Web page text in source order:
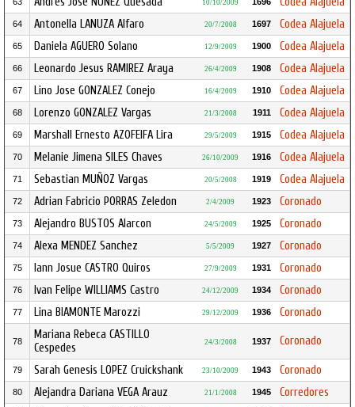
10/10/2009
64 Antonella LANUZA Alfaro 20/7/2008 1697 Codea Alajuela
65 Daniela AGUERO Solano 12/9/2009 1900 Codea Alajuela
66 Leonardo Jesus RAMIREZ Araya 26/4/2009 1908 Codea Alajuela
67 Lino Jose GONZALEZ Conejo 16/4/2009 1910 Codea Alajuela
68 Lorenzo GONZALEZ Vargas 21/3/2008 1911 Codea Alajuela
69 Marshall Ernesto AZOFEIFA Lira 29/5/2009 1915 Codea Alajuela
70 Melanie Jimena SILES Chaves 26/10/2009 1916 Codea Alajuela
71 Sebastian MUÑOZ Vargas 20/5/2008 1919 Codea Alajuela
72 Adrian Fabricio PORRAS Zeledon 2/4/2009 1923 Coronado
73 Alejandro BUSTOS Alarcon 24/5/2009 1925 Coronado
74 Alexa MENDEZ Sanchez 5/5/2009 1927 Coronado
75 Iann Josue CASTRO Quiros 27/9/2009 1931 Coronado
76 Ivan Felipe WILLIAMS Castro 24/12/2009 1934 Coronado
77 Lina BIAMONTE Marozzi 29/12/2009 1936 Coronado
78
Mariana Rebeca CASTILLO
Cespedes
24/3/2008 1937 Coronado
79 Sarah Genesis LOPEZ Cruickshank 23/10/2009 1943 Coronado
80 Alejandra Dariana VEGA Arauz 21/1/2008 1945 Corredores